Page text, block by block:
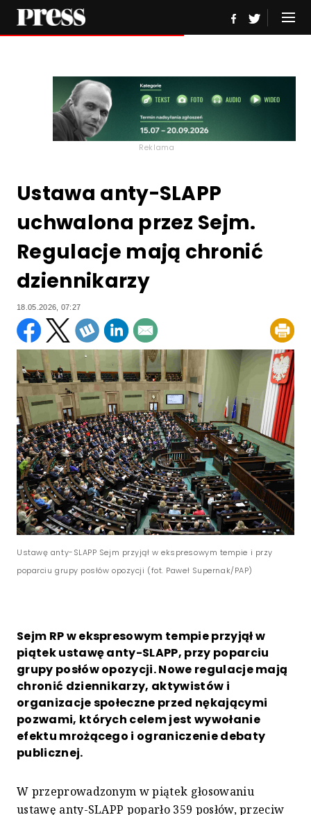
Reklama
Ustawa anty-SLAPP
uchwalona przez Sejm.
Regulacje mają chronić
dziennikarzy
18.05.2026, 07:27
Ustawę anty-SLAPP Sejm przyjął w ekspresowym tempie i przy
poparciu grupy posłów opozycji (fot. Paweł Supernak/PAP)
Sejm RP w ekspresowym tempie przyjął w
piątek ustawę anty-SLAPP, przy poparciu
grupy posłów opozycji. Nowe regulacje mają
chronić dziennikarzy, aktywistów i
organizacje społeczne przed nękającymi
pozwami, których celem jest wywołanie
efektu mrożącego i ograniczenie debaty
publicznej.
W przeprowadzonym w piątek głosowaniu
ustawę anty-SLAPP poparło 359 posłów, przeciw